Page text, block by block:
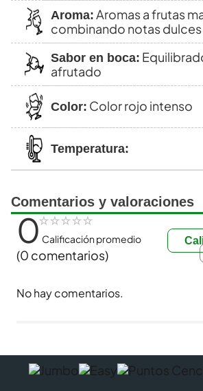
Aroma: Aromas a frutas
combinando notas
Sabor en boca:
afrutado
Color: Color rojo intenso
Temperatura:
Comentarios y valoraciones
☆☆☆☆☆
0Calificación promedio
(0 comentarios)
No hay comentarios.